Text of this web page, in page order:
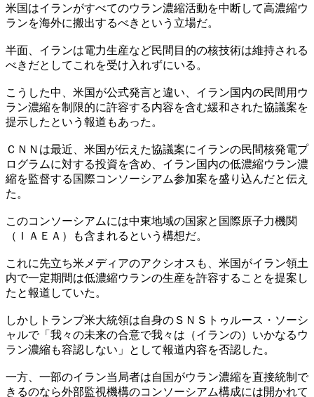
米国はイランがすべてのウラン濃縮活動を中断して高濃縮ウ
ランを海外に搬出するべきという立場だ。
半面、イランは電力生産など民間目的の核技術は維持される
べきだとしてこれを受け入れずにいる。
こうした中、米国が公式発言と違い、イラン国内の民間用ウ
ラン濃縮を制限的に許容する内容を含む緩和された協議案を
提示したという報道もあった。
ＣＮＮは最近、米国が伝えた協議案にイランの民間核発電プ
ログラムに対する投資を含め、イラン国内の低濃縮ウラン濃
縮を監督する国際コンソーシアム参加案を盛り込んだと伝え
た。
このコンソーシアムには中東地域の国家と国際原子力機関
（ＩＡＥＡ）も含まれるという構想だ。
これに先立ち米メディアのアクシオスも、米国がイラン領土
内で一定期間は低濃縮ウランの生産を許容することを提案し
たと報道していた。
しかしトランプ米大統領は自身のＳＮＳトゥルース・ソーシ
ャルで「我々の未来の合意で我々は（イランの）いかなるウ
ラン濃縮も容認しない」として報道内容を否認した。
一方、一部のイラン当局者は自国がウラン濃縮を直接統制で
きるのなら外部監視機構のコンソーシアム構成には開かれて